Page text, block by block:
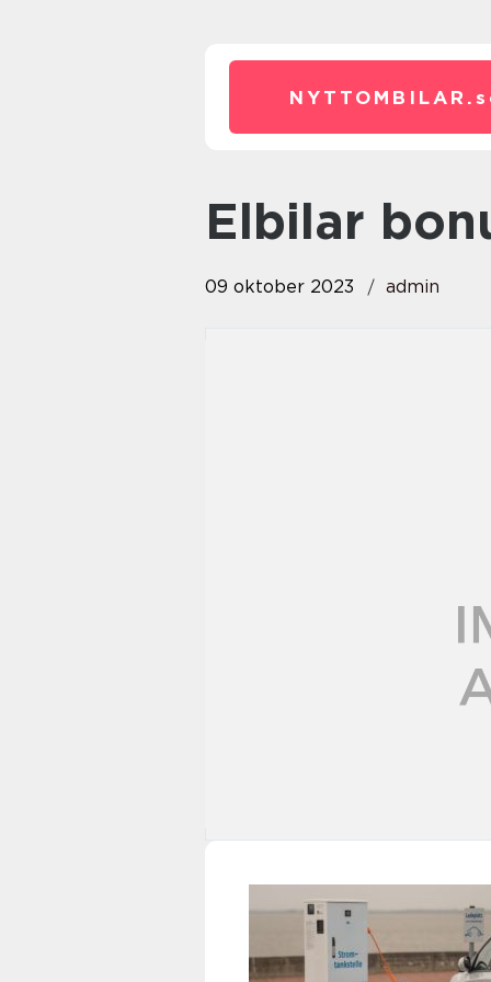
NYTTOMBILAR.
elbilar
09 oktober 2023 admin